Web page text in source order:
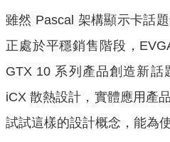
雖然 Pascal 架構顯示卡話
正處於平穩銷售階段，
GTX 10 系列產品創造新話
iCX 散熱設計，實體應用產
試試這樣的設計概念，能為